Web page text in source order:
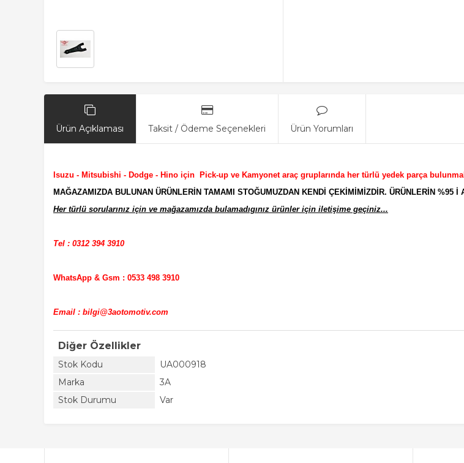
Ürün Açıklaması Taksit / Ödeme Seçenekleri Ürün Yorumları
Isuzu - Mitsubishi - Dodge - Hino için Pick-up ve Kamyonet araç gruplarında her türlü yedek parça
MAĞAZAMIZDA BULUNAN ÜRÜNLERİN TAMAMI STOĞUMUZDAN KENDİ ÇEKİMİMİZDİR. ÜRÜNLERİN %95 İ
Her türlü sorularınız için ve mağazamızda bulamadıgınız ürünler için iletişime geçiniz...
Tel : 0312 394 3910
WhatsApp & Gsm : 0533 498 3910
Email : bilgi@3aotomotiv.com
Diğer Özellikler
Stok Kodu
UA000918
Marka
3A
Stok Durumu
Var